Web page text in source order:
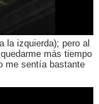
la izquierda); pero al
más tiempo
me sentía bastante